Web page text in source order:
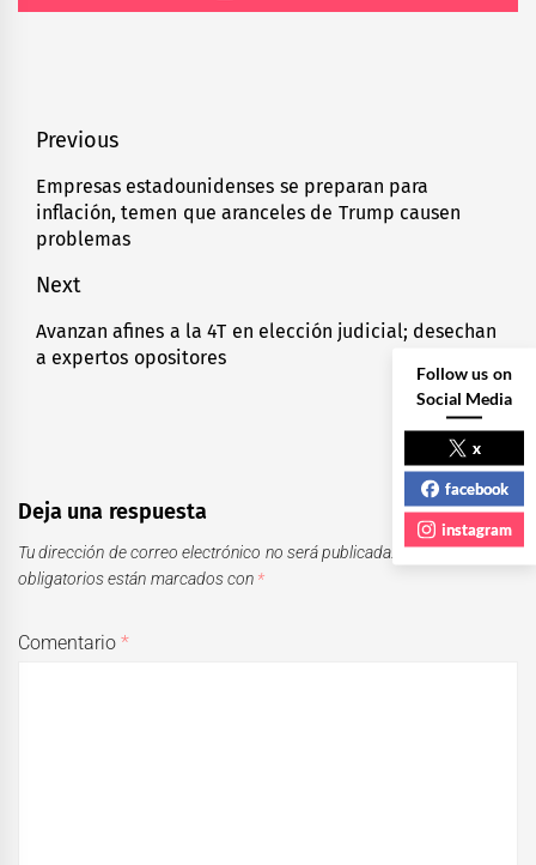
Navegación
de
entradas
Previous
Previous
post:
Empresas estadounidenses se preparan para
inflación, temen que aranceles de Trump causen
problemas
Next
Next
post:
Avanzan afines a la 4T en elección judicial; desechan
a expertos opositores
Deja una respuesta
Tu dirección de correo electrónico no será publicada.
Los campos
obligatorios están marcados con *
Comentario*
Follow us on
Social Media
x
facebook
instagram